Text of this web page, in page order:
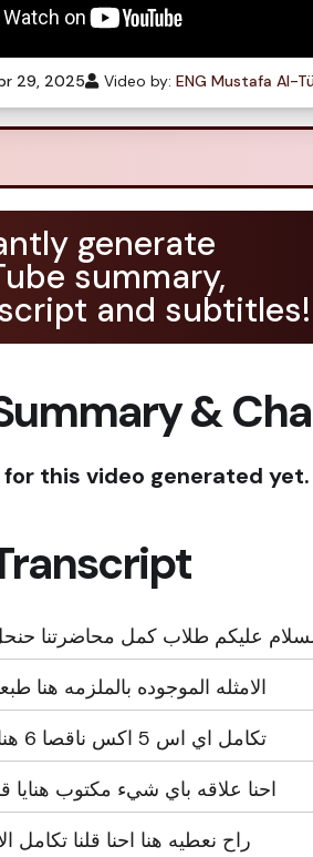
29, 2025 Video by: ENG Mustafa Al-
generate
summary,
and subtitles!
&
this video generated yet.
عليكم طلاب كمل محاضرتنا
الامثله الموجوده بالملزمه هنا
تكامل اي اس 5 اكس ناقصا 6 هنايا طبعا
احنا علاقه باي شيء مكتوب هنايا
راح نعطيه هنا احنا قلنا تكامل